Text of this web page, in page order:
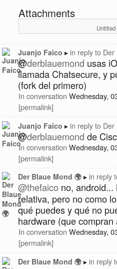
Attachments
Juanjo Faico in reply to Der
@derblauemond usas
llamada Chatsecure, y
(fork del primero)
In conversation Wednesday,
permalink
Juanjo Faico in reply to Der
@derblauemond de
In conversation Wednesday,
permalink
Der Blaue Mond 🌍 in reply
@thefaico no,
relativa, pero no como
qué puedes y qué no
hardware (que
In conversation Wednesday,
permalink
Der Blaue Mond 🌍 in reply